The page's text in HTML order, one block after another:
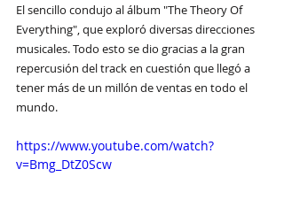
El sencillo condujo al álbum "The Theory Of
Everything", que exploró diversas direcciones
musicales. Todo esto se dio gracias a la gran
repercusión del track en cuestión que llegó a
tener más de un millón de ventas en todo el
mundo.
https://www.youtube.com/watch?
v=Bmg_DtZ0Scw